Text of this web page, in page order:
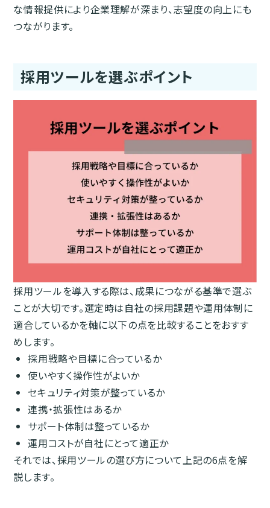
な情報提供により企業理解が深まり、志望度の向上にも
つながります。
採用ツールを選ぶポイント
採用ツールを導入する際は、成果につながる基準で選ぶ
ことが大切です。選定時は自社の採用課題や運用体制に
適合しているかを軸に以下の点を比較することをおすす
めします。
採用戦略や目標に合っているか
使いやすく操作性がよいか
セキュリティ対策が整っているか
連携・拡張性はあるか
サポート体制は整っているか
運用コストが自社にとって適正か
それでは、採用ツールの選び方について上記の6点を解
説します。